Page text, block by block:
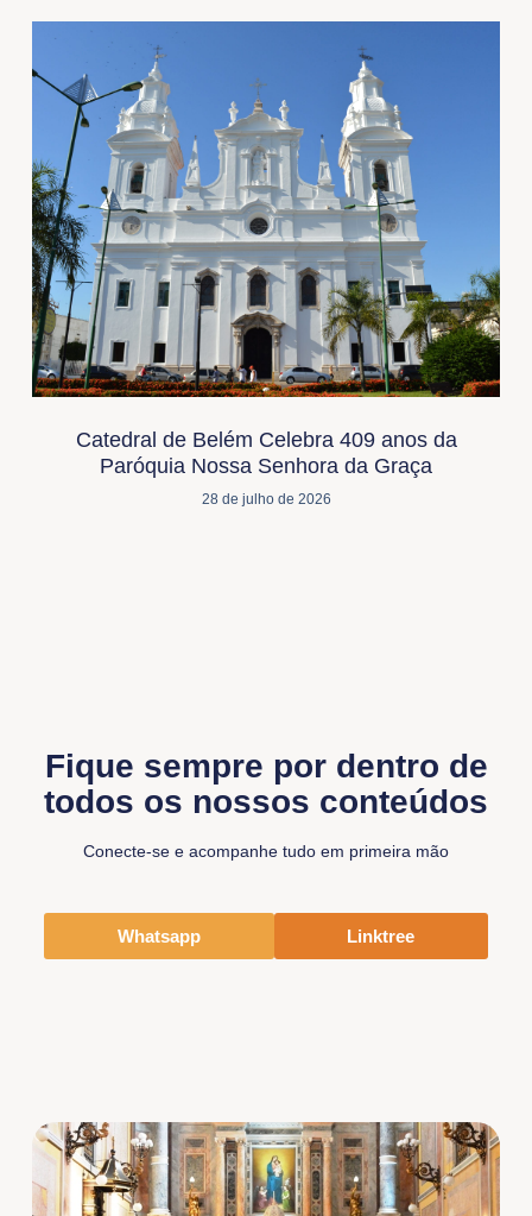
Catedral de Belém Celebra 409 anos da
Paróquia Nossa Senhora da Graça
28 de julho de 2026
Fique sempre por dentro de
todos os nossos conteúdos
Conecte-se e acompanhe tudo em primeira mão
Whatsapp Linktree